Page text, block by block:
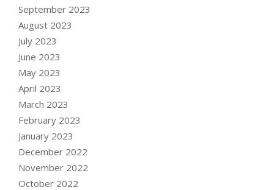
September 2023
August 2023
July 2023
June 2023
May 2023
April 2023
March 2023
February 2023
January 2023
December 2022
November 2022
October 2022